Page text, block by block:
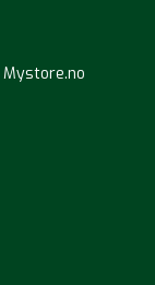
Mystore.no